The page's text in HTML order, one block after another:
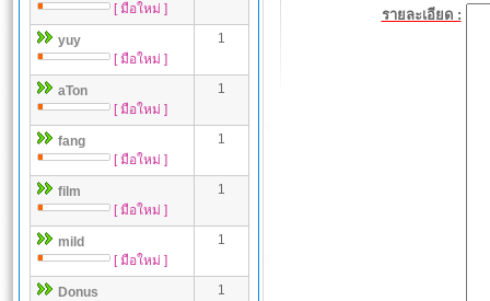
[ มือใหม่ ]
yuy
[ มือใหม่ ]
1
aTon
[ มือใหม่ ]
1
fang
[ มือใหม่ ]
1
film
[ มือใหม่ ]
1
mild
[ มือใหม่ ]
1
Donus
1
รายละเอียด :